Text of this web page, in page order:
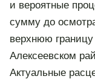
и вероятные
сумму до
верхнюю
Алексеевском
Актуальные